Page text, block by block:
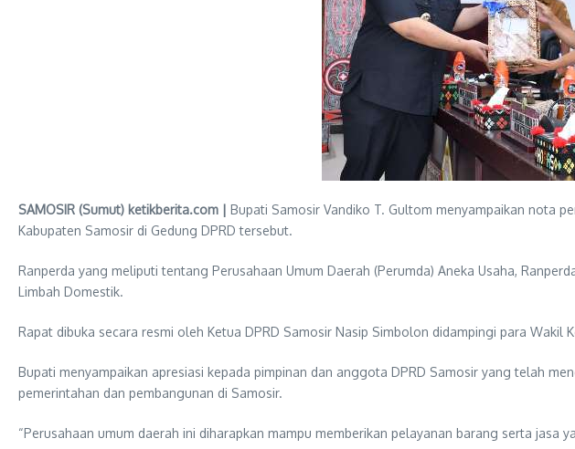
SAMOSIR (Sumut) ketikberita.com | Bupati Samosir Vandiko T. Gultom menyampaikan nota
Kabupaten Samosir di Gedung DPRD tersebut.
Ranperda yang meliputi tentang Perusahaan Umum Daerah (Perumda) Aneka Usaha,
Limbah Domestik.
Rapat dibuka secara resmi oleh Ketua DPRD Samosir Nasip Simbolon didampingi para Wakil
Bupati menyampaikan apresiasi kepada pimpinan dan anggota DPRD Samosir yang telah
pemerintahan dan pembangunan di Samosir.
“Perusahaan umum daerah ini diharapkan mampu memberikan pelayanan barang serta